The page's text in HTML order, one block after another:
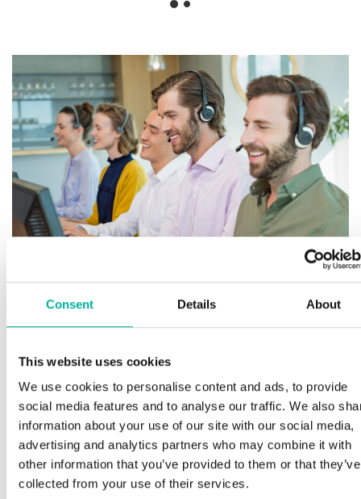
Consent Details About
This website uses cookies
We use cookies to personalise content and ads, to provide
social media features and to analyse our traffic. We also
information about your use of our site with our social media,
advertising and analytics partners who may combine it with
other information that you’ve provided to them or that they’ve
collected from your use of their services.
Premium support
Telefon och e-postsupport på svenska och
engelska
Hjälp att komma igång med din hemsida och e-
post, oavsett om du börjar bygga eller ska flytta
din nuvarande hemsida eller e-post till oss